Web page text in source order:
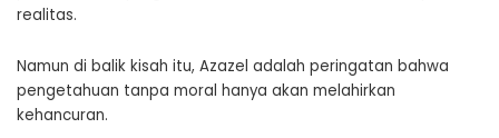
realitas.
Namun di balik kisah itu, Azazel adalah peringatan bahwa
pengetahuan tanpa moral hanya akan melahirkan
kehancuran.